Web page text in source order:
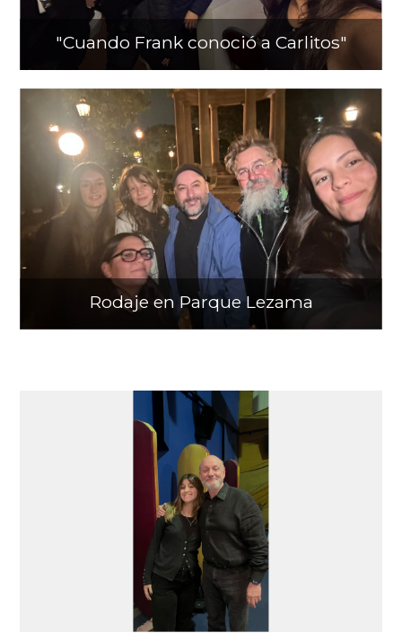
"Cuando Frank conoció a Carlitos"
Rodaje en Parque Lezama